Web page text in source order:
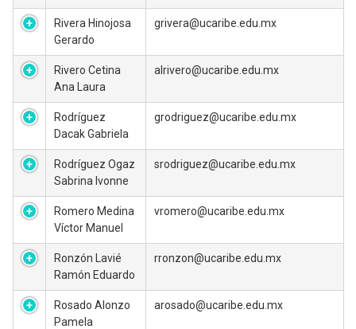
Rivera Hinojosa
Gerardo
grivera@ucaribe.edu.mx
Rivero Cetina
Ana Laura
alrivero@ucaribe.edu.mx
Rodríguez
Dacak Gabriela
grodriguez@ucaribe.edu.mx
Rodríguez Ogaz
Sabrina Ivonne
srodriguez@ucaribe.edu.mx
Romero Medina
Víctor Manuel
vromero@ucaribe.edu.mx
Ronzón Lavié
Ramón Eduardo
rronzon@ucaribe.edu.mx
Rosado Alonzo
Pamela
arosado@ucaribe.edu.mx